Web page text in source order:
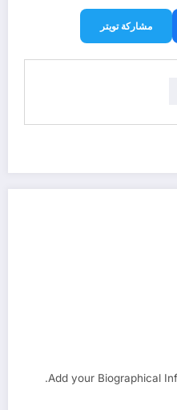
مشاركة تويتر
Add your Biographical